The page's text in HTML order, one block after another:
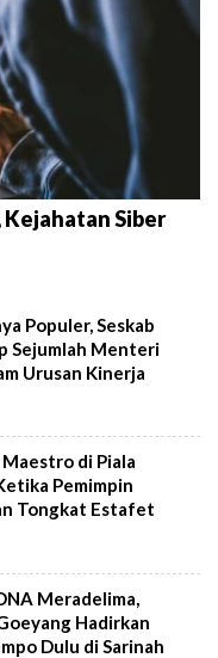
Kejahatan Siber
Populer, Seskab
Sejumlah Menteri
Urusan Kinerja
Maestro di Piala
Pemimpin
Tongkat Estafet
Meradelima,
Hadirkan
Dulu di Sarinah